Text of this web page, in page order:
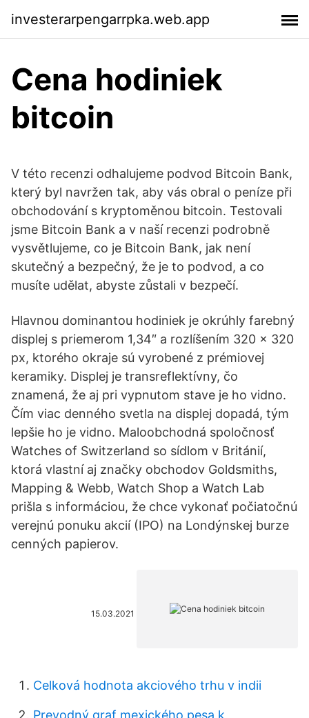
investerarpengarrpka.web.app
Cena hodiniek
bitcoin
V této recenzi odhalujeme podvod Bitcoin Bank,
který byl navržen tak, aby vás obral o peníze při
obchodování s kryptoměnou bitcoin. Testovali
jsme Bitcoin Bank a v naší recenzi podrobně
vysvětlujeme, co je Bitcoin Bank, jak není
skutečný a bezpečný, že je to podvod, a co
musíte udělat, abyste zůstali v bezpečí.
Hlavnou dominantou hodiniek je okrúhly farebný
displej s priemerom 1,34″ a rozlíšením 320 x 320
px, ktorého okraje sú vyrobené z prémiovej
keramiky. Displej je transreflektívny, čo
znamená, že aj pri vypnutom stave je ho vidno.
Čím viac denného svetla na displej dopadá, tým
lepšie ho je vidno. Maloobchodná spoločnosť
Watches of Switzerland so sídlom v Británií,
ktorá vlastní aj značky obchodov Goldsmiths,
Mapping & Webb, Watch Shop a Watch Lab
prišla s informáciou, že chce vykonať počiatočnú
verejnú ponuku akcií (IPO) na Londýnskej burze
cenných papierov.
15.03.2021
Celková hodnota akciového trhu v indii
Prevodný graf mexického pesa k